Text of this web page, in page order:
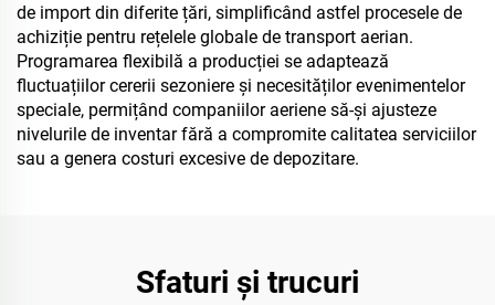
de import din diferite țări, simplificând astfel procesele de
achiziție pentru rețelele globale de transport aerian.
Programarea flexibilă a producției se adaptează
fluctuațiilor cererii sezoniere și necesităților evenimentelor
speciale, permițând companiilor aeriene să-și ajusteze
nivelurile de inventar fără a compromite calitatea serviciilor
sau a genera costuri excesive de depozitare.
Sfaturi și trucuri